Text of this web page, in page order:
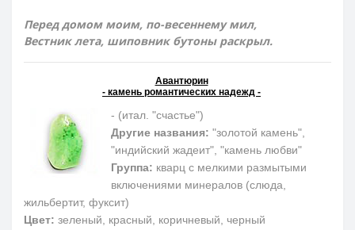
Перед домом моим, по-весеннему мил,
Вестник лета, шиповник бутоны раскрыл.
Авантюрин
- камень романтических надежд -
- (итал. "счастье")
Другие названия: "золотой камень",
"индийский жадеит", "камень любви"
Группа: кварц с мелкими размытыми
включениями минералов (слюда,
жильбертит, фуксит)
Цвет: зеленый, красный, коричневый, черный